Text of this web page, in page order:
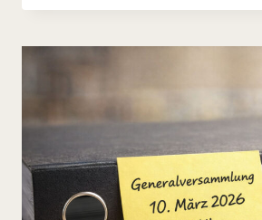
HEIMATVEREINS